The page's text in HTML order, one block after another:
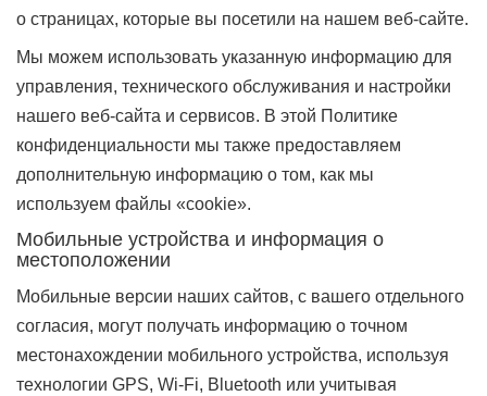
о страницах, которые вы посетили на нашем веб-сайте.
Мы можем использовать указанную информацию для
управления, технического обслуживания и настройки
нашего веб-сайта и сервисов. В этой Политике
конфиденциальности мы также предоставляем
дополнительную информацию о том, как мы
используем файлы «cookie».
Мобильные устройства и информация о
местоположении
Мобильные версии наших сайтов, с вашего отдельного
согласия, могут получать информацию о точном
местонахождении мобильного устройства, используя
технологии GPS, Wi-Fi, Bluetooth или учитывая